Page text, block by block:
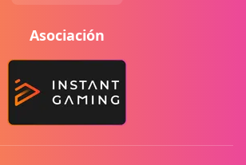
Asociación